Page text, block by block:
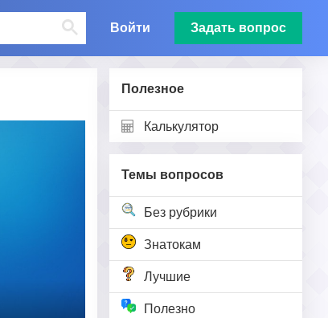
Войти Задать вопрос
Полезное
Калькулятор
Темы вопросов
Без рубрики
Знатокам
Лучшие
Полезно